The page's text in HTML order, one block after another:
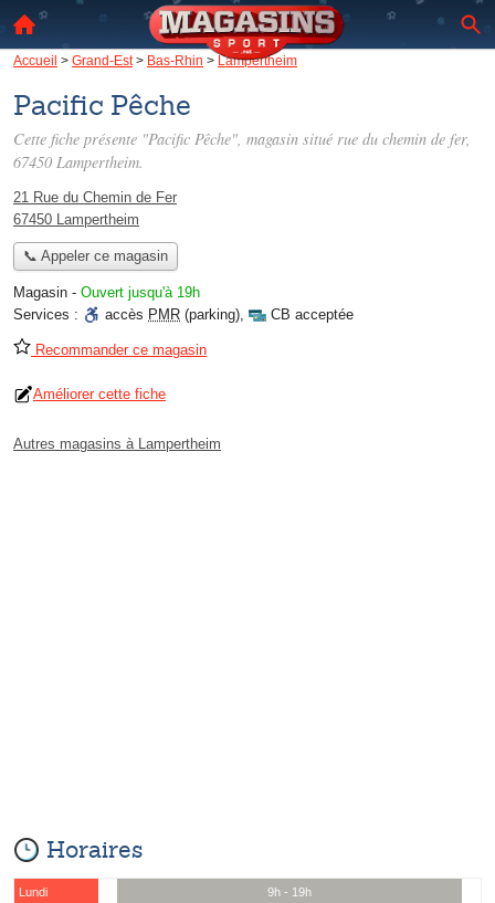
Accueil > Grand-Est> Bas-Rhin > Lampertheim
Pacific Pêche
Cette fiche présente "Pacific Pêche", magasin situé rue du chemin de fer,
67450 Lampertheim.
21 Rue du Chemin de Fer
67450 Lampertheim
📞 Appeler ce magasin
Magasin - Ouvert jusqu'à 19h
Services :
accès PMR (parking), CB acceptée
Recommander ce magasin
Améliorer cette fiche
Autres magasins à Lampertheim
Horaires
Lundi
9h - 19h